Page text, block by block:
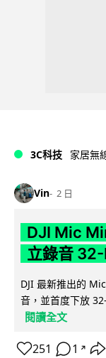
3C科技 家居無
Vin 2 日
DJI Mic
立錄音
DJI 最新推出的
音，並首度下放
閱讀全文
251 1 ↗